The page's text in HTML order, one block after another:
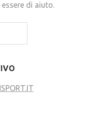
di aiuto.